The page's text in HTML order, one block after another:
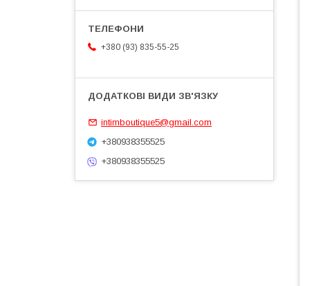
+380 (93) 835-55-25
intimboutique5@gmail.com
+380938355525
+380938355525